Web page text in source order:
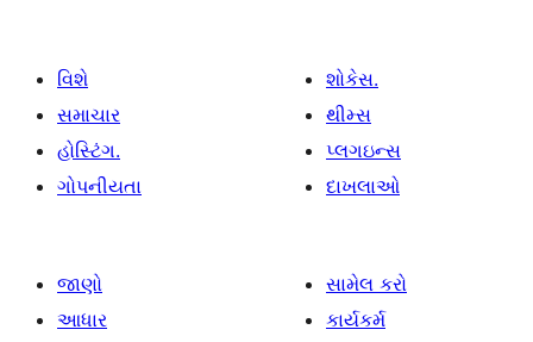
વિશે
સમાચાર
હોસ્ટિંગ.
ગોપનીયતા
શોકેસ.
થીમ્સ
પ્લગઇન્સ
દાખલાઓ
જાણો
આધાર
સામેલ કરો
કાર્યકર્મ